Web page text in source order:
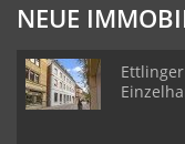
NEUE